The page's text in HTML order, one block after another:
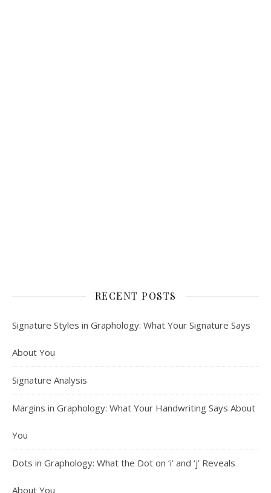
RECENT POSTS
Signature Styles in Graphology: What Your Signature Says
About You
Signature Analysis
Margins in Graphology: What Your Handwriting Says About
You
Dots in Graphology: What the Dot on ‘i’ and ‘j’ Reveals
About You